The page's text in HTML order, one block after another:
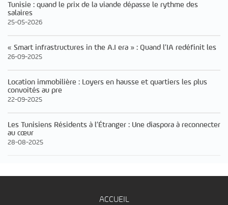
Tunisie : quand le prix de la viande dépasse le rythme des
salaires
25-05-2026
« Smart infrastructures in the A.I era » : Quand l’IA redéfinit les
26-09-2025
Location immobilière : Loyers en hausse et quartiers les plus
convoités au pre
22-09-2025
Les Tunisiens Résidents à l’Étranger : Une diaspora à reconnecter
au cœur
28-08-2025
ACCUEIL